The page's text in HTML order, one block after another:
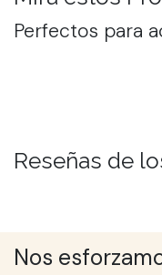
Perfectos para
Reseñas de
Nos